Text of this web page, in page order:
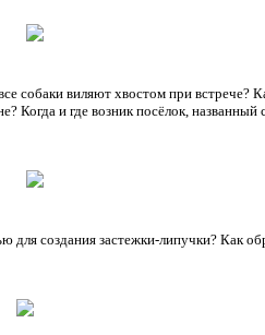
виляют хвостом при встрече?
Когда и где возник посёлок,
создания застежки-липучки? Как